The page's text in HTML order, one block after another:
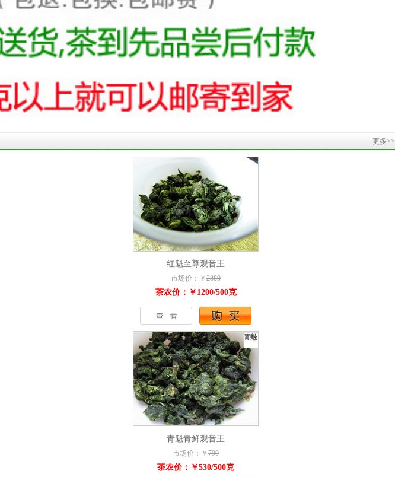
更多>>
红魁至尊观音王
市场价：￥ 2880
茶农价：￥1200/500克
青魁青鲜观音王
市场价：￥ 790
茶农价：￥530/500克